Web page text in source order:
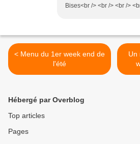
Bises<br /> <br /> <br />
< Menu du 1er week end de
l'été
Un
Hébergé par Overblog
Top articles
Pages